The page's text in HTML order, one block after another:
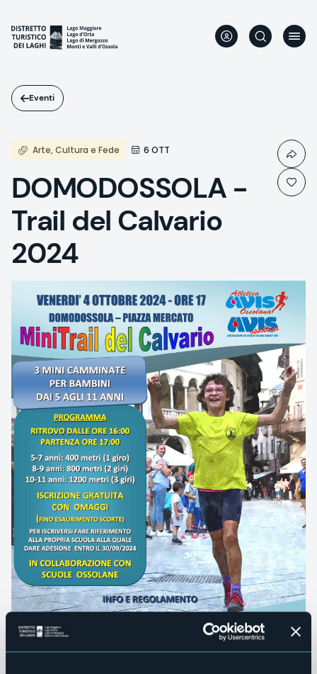
contenuto
principale
Eventi
Arte, Cultura e Fede 6 OTT
DOMODOSSOLA -
Trail del Calvario
2024